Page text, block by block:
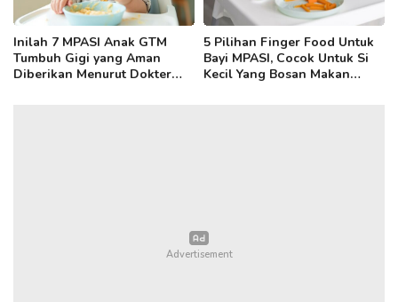
Inilah 7 MPASI Anak GTM
Tumbuh Gigi yang Aman
Diberikan Menurut Dokter
5 Pilihan Finger Food Untuk
Bayi MPASI, Cocok Untuk Si
Kecil Yang Bosan Makan